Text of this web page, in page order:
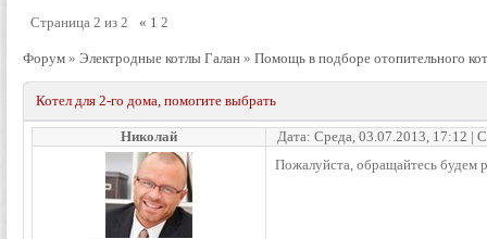
Страница 2 из 2 « 1 2
Форум » Электродные котлы Галан » Помощь в подборе отопительного
Котел для 2-го дома, помогите выбрать
Николай Дата: Среда, 03.07.2013, 17:12 |
Пожалуйста, обращайтесь будем